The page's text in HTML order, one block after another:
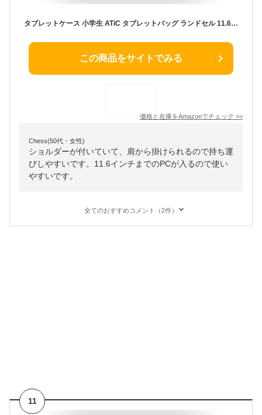
タブレットケース 小学生 ATiC タブレットバッグ ランドセル 11.6インチまで対応 PC収納バッグ クロームブック ポリウレタン製 大容量 手提げバンド/肩ストラップ付き 全面保護 MacBook Air 11.6in/iPad 第10世代 /iPad Pro11/Air5/4/10.2/mini6/SurfaceGo3/HPなど対応 Pink&Purple
この商品をサイトでみる
価格と在庫をAmazonでチェック >>
Chess(50代・女性)
ショルダーが付いていて、肩から掛けられるので持ち運
びしやすいです。11.6インチまでのPCが入るので使い
やすいです。
全てのおすすめコメント（2件）
11